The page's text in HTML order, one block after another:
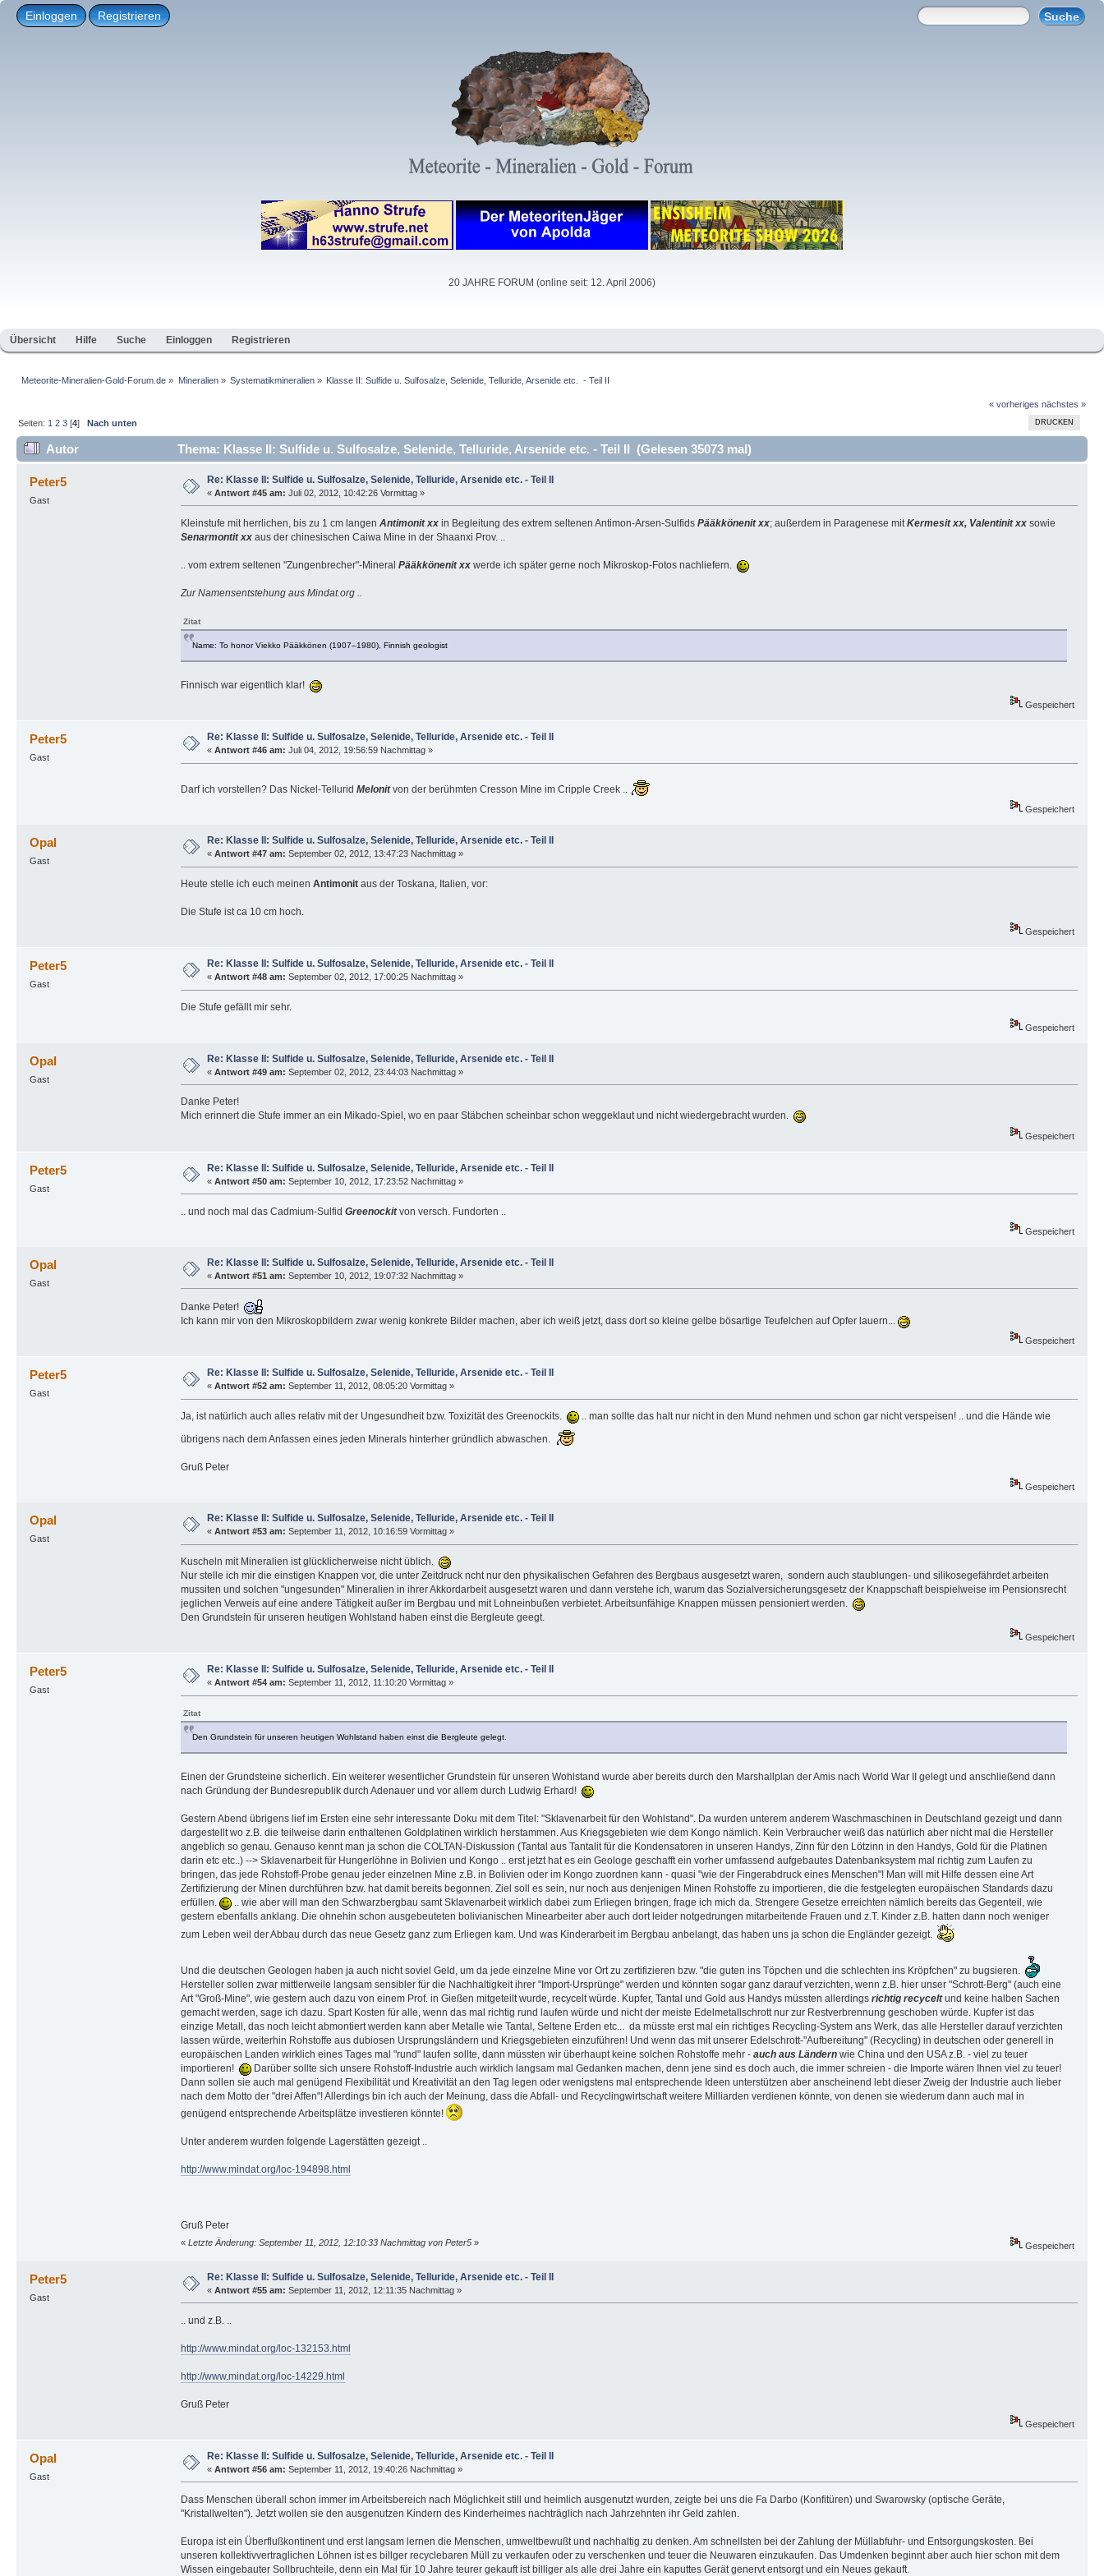
Einloggen Registrieren
20 JAHRE FORUM (online seit: 12. April 2006)
Übersicht Hilfe Suche Einloggen Registrieren
Meteorite-Mineralien-Gold-Forum.de » Mineralien» Systematikmineralien» Klasse II: Sulfide u. Sulfosalze, Selenide, Telluride, Arsenide etc.  - Teil II
« vorheriges nächstes »
DRUCKEN
Seiten: 1 2 3 [4]Nach unten
Autor Thema: Klasse II: Sulfide u. Sulfosalze, Selenide, Telluride, Arsenide etc. - Teil II (Gelesen 35073 mal)
Peter5
Gast
Re: Klasse II: Sulfide u. Sulfosalze, Selenide, Telluride, Arsenide etc. - Teil II
« Antwort #45 am: Juli 02, 2012, 10:42:26 Vormittag »
Kleinstufe mit herrlichen, bis zu 1 cm langen Antimonit xxin Begleitung des extrem seltenen Antimon-Arsen-Sulfids Pääkkönenit xx; außerdem in Paragenese mit Kermesit xx, Valentinit xxsowie
Senarmontit xxaus der chinesischen Caiwa Mine in der Shaanxi Prov. ..
.. vom extrem seltenen "Zungenbrecher"-Mineral Pääkkönenit xxwerde ich später gerne noch Mikroskop-Fotos nachliefern.
Zur Namensentstehung aus Mindat.org ..
Zitat
Name: To honor Viekko Pääkkönen (1907–1980), Finnish geologist
Finnisch war eigentlich klar!
Gespeichert
Peter5
Gast
Re: Klasse II: Sulfide u. Sulfosalze, Selenide, Telluride, Arsenide etc. - Teil II
« Antwort #46 am: Juli 04, 2012, 19:56:59 Nachmittag »
Darf ich vorstellen? Das Nickel-Tellurid Melonitvon der berühmten Cresson Mine im Cripple Creek ..
Gespeichert
Opal
Gast
Re: Klasse II: Sulfide u. Sulfosalze, Selenide, Telluride, Arsenide etc. - Teil II
« Antwort #47 am: September 02, 2012, 13:47:23 Nachmittag »
Heute stelle ich euch meinen Antimonitaus der Toskana, Italien, vor:
Die Stufe ist ca 10 cm hoch.
Gespeichert
Peter5
Gast
Re: Klasse II: Sulfide u. Sulfosalze, Selenide, Telluride, Arsenide etc. - Teil II
« Antwort #48 am: September 02, 2012, 17:00:25 Nachmittag »
Die Stufe gefällt mir sehr.
Gespeichert
Opal
Gast
Re: Klasse II: Sulfide u. Sulfosalze, Selenide, Telluride, Arsenide etc. - Teil II
« Antwort #49 am: September 02, 2012, 23:44:03 Nachmittag »
Danke Peter!
Mich erinnert die Stufe immer an ein Mikado-Spiel, wo en paar Stäbchen scheinbar schon weggeklaut und nicht wiedergebracht wurden.
Gespeichert
Peter5
Gast
Re: Klasse II: Sulfide u. Sulfosalze, Selenide, Telluride, Arsenide etc. - Teil II
« Antwort #50 am: September 10, 2012, 17:23:52 Nachmittag »
.. und noch mal das Cadmium-Sulfid Greenockitvon versch. Fundorten ..
Gespeichert
Opal
Gast
Re: Klasse II: Sulfide u. Sulfosalze, Selenide, Telluride, Arsenide etc. - Teil II
« Antwort #51 am: September 10, 2012, 19:07:32 Nachmittag »
Danke Peter!
Ich kann mir von den Mikroskopbildern zwar wenig konkrete Bilder machen, aber ich weiß jetzt, dass dort so kleine gelbe bösartige Teufelchen auf Opfer lauern...
Gespeichert
Peter5
Gast
Re: Klasse II: Sulfide u. Sulfosalze, Selenide, Telluride, Arsenide etc. - Teil II
« Antwort #52 am: September 11, 2012, 08:05:20 Vormittag »
Ja, ist natürlich auch alles relativ mit der Ungesundheit bzw. Toxizität des Greenockits.
.. man sollte das halt nur nicht in den Mund nehmen und schon gar nicht verspeisen! .. und die Hände wie
übrigens nach dem Anfassen eines jeden Minerals hinterher gründlich abwaschen.
Gruß Peter
Gespeichert
Opal
Gast
Re: Klasse II: Sulfide u. Sulfosalze, Selenide, Telluride, Arsenide etc. - Teil II
« Antwort #53 am: September 11, 2012, 10:16:59 Vormittag »
Kuscheln mit Mineralien ist glücklicherweise nicht üblich.
Nur stelle ich mir die einstigen Knappen vor, die unter Zeitdruck ncht nur den physikalischen Gefahren des Bergbaus ausgesetzt waren, sondern auch staublungen- und silikosegefährdet arbeiten
mussiten und solchen "ungesunden" Mineralien in ihrer Akkordarbeit ausgesetzt waren und dann verstehe ich, warum das Sozialversicherungsgesetz der Knappschaft beispielweise im Pensionsrecht
jeglichen Verweis auf eine andere Tätigkeit außer im Bergbau und mit Lohneinbußen verbietet. Arbeitsunfähige Knappen müssen pensioniert werden.
Den Grundstein für unseren heutigen Wohlstand haben einst die Bergleute geegt.
Gespeichert
Peter5
Gast
Re: Klasse II: Sulfide u. Sulfosalze, Selenide, Telluride, Arsenide etc. - Teil II
« Antwort #54 am: September 11, 2012, 11:10:20 Vormittag »
Zitat
Den Grundstein für unseren heutigen Wohlstand haben einst die Bergleute gelegt.
Einen der Grundsteine sicherlich. Ein weiterer wesentlicher Grundstein für unseren Wohlstand wurde aber bereits durch den Marshallplan der Amis nach World War II gelegt und anschließend dann
nach Gründung der Bundesrepublik durch Adenauer und vor allem durch Ludwig Erhard!
Gestern Abend übrigens lief im Ersten eine sehr interessante Doku mit dem Titel: "Sklavenarbeit für den Wohlstand". Da wurden unterem anderem Waschmaschinen in Deutschland gezeigt und dann
dargestellt wo z.B. die teilweise darin enthaltenen Goldplatinen wirklich herstammen. Aus Kriegsgebieten wie dem Kongo nämlich. Kein Verbraucher weiß das natürlich aber nicht mal die Hersteller
angeblich so genau. Genauso kennt man ja schon die COLTAN-Diskussion (Tantal aus Tantalit für die Kondensatoren in unseren Handys, Zinn für den Lötzinn in den Handys, Gold für die Platinen
darin etc etc..) --> Sklavenarbeit für Hungerlöhne in Bolivien und Kongo .. erst jetzt hat es ein Geologe geschafft ein vorher umfassend aufgebautes Datenbanksystem mal richtig zum Laufen zu
bringen, das jede Rohstoff-Probe genau jeder einzelnen Mine z.B. in Bolivien oder im Kongo zuordnen kann - quasi "wie der Fingerabdruck eines Menschen"! Man will mit Hilfe dessen eine Art
Zertifizierung der Minen durchführen bzw. hat damit bereits begonnen. Ziel soll es sein, nur noch aus denjenigen Minen Rohstoffe zu importieren, die die festgelegten europäischen Standards dazu
erfüllen.
.. wie aber will man den Schwarzbergbau samt Sklavenarbeit wirklich dabei zum Erliegen bringen, frage ich mich da. Strengere Gesetze erreichten nämlich bereits das Gegenteil, wie
gestern ebenfalls anklang. Die ohnehin schon ausgebeuteten bolivianischen Minearbeiter aber auch dort leider notgedrungen mitarbeitende Frauen und z.T. Kinder z.B. hatten dann noch weniger
zum Leben weil der Abbau durch das neue Gesetz ganz zum Erliegen kam. Und was Kinderarbeit im Bergbau anbelangt, das haben uns ja schon die Engländer gezeigt.
Und die deutschen Geologen haben ja auch nicht soviel Geld, um da jede einzelne Mine vor Ort zu zertifizieren bzw. "die guten ins Töpchen und die schlechten ins Kröpfchen" zu bugsieren.
Hersteller sollen zwar mittlerweile langsam sensibler für die Nachhaltigkeit ihrer "Import-Ursprünge" werden und könnten sogar ganz darauf verzichten, wenn z.B. hier unser "Schrott-Berg" (auch eine
Art "Groß-Mine", wie gestern auch dazu von einem Prof. in Gießen mitgeteilt wurde, recycelt würde. Kupfer, Tantal und Gold aus Handys müssten allerdings richtig recyceltund keine halben Sachen
gemacht werden, sage ich dazu. Spart Kosten für alle, wenn das mal richtig rund laufen würde und nicht der meiste Edelmetallschrott nur zur Restverbrennung geschoben würde. Kupfer ist das
einzige Metall, das noch leicht abmontiert werden kann aber Metalle wie Tantal, Seltene Erden etc... da müsste erst mal ein richtiges Recycling-System ans Werk, das alle Hersteller darauf verzichten
lassen würde, weiterhin Rohstoffe aus dubiosen Ursprungsländern und Kriegsgebieten einzuführen! Und wenn das mit unserer Edelschrott-"Aufbereitung" (Recycling) in deutschen oder generell in
europäischen Landen wirklich eines Tages mal "rund" laufen sollte, dann müssten wir überhaupt keine solchen Rohstoffe mehr - auch aus Ländernwie China und den USA z.B. - viel zu teuer
importieren!
Darüber sollte sich unsere Rohstoff-Industrie auch wirklich langsam mal Gedanken machen, denn jene sind es doch auch, die immer schreien - die Importe wären Ihnen viel zu teuer!
Dann sollen sie auch mal genügend Flexibilität und Kreativität an den Tag legen oder wenigstens mal entsprechende Ideen unterstützen aber anscheinend lebt dieser Zweig der Industrie auch lieber
nach dem Motto der "drei Affen"! Allerdings bin ich auch der Meinung, dass die Abfall- und Recyclingwirtschaft weitere Milliarden verdienen könnte, von denen sie wiederum dann auch mal in
genügend entsprechende Arbeitsplätze investieren könnte!
Unter anderem wurden folgende Lagerstätten gezeigt ..
http://www.mindat.org/loc-194898.html
Gruß Peter
« Letzte Änderung: September 11, 2012, 12:10:33 Nachmittag von Peter5» Gespeichert
Peter5
Gast
Re: Klasse II: Sulfide u. Sulfosalze, Selenide, Telluride, Arsenide etc. - Teil II
« Antwort #55 am: September 11, 2012, 12:11:35 Nachmittag »
.. und z.B. ..
http://www.mindat.org/loc-132153.html
http://www.mindat.org/loc-14229.html
Gruß Peter
Gespeichert
Opal
Gast
Re: Klasse II: Sulfide u. Sulfosalze, Selenide, Telluride, Arsenide etc. - Teil II
« Antwort #56 am: September 11, 2012, 19:40:26 Nachmittag »
Dass Menschen überall schon immer im Arbeitsbereich nach Möglichkeit still und heimlich ausgenutzt wurden, zeigte bei uns die Fa Darbo (Konfitüren) und Swarowsky (optische Geräte,
"Kristallwelten"). Jetzt wollen sie den ausgenutzen Kindern des Kinderheimes nachträglich nach Jahrzehnten ihr Geld zahlen.
Europa ist ein Überflußkontinent und erst langsam lernen die Menschen, umweltbewußt und nachhaltig zu denken. Am schnellsten bei der Zahlung der Müllabfuhr- und Entsorgungskosten. Bei
unseren kollektivvertraglichen Löhnen ist es billger recyclebaren Müll zu verkaufen oder zu verschenken und teuer die Neuwaren einzukaufen. Das Umdenken beginnt aber auch hier schon mit dem
Wissen eingebauter Sollbruchteile, denn ein Mal für 10 Jahre teurer gekauft ist billiger als alle drei Jahre ein kaputtes Gerät genervt entsorgt und ein Neues gekauft.